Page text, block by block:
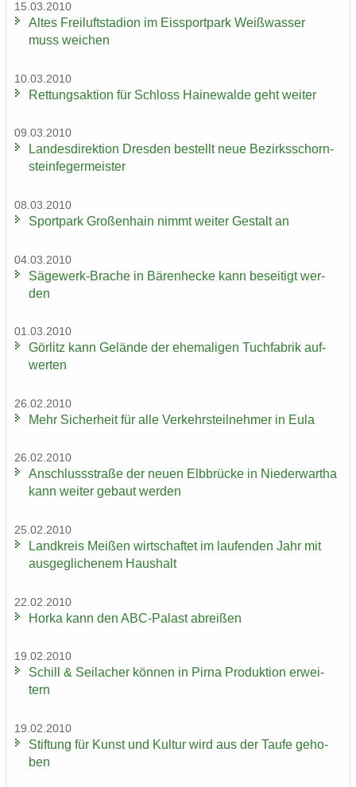
15.03.2010
Altes Frei­luft­sta­di­on im Eis­sport­park Weiß­was­ser
muss wei­chen
10.03.2010
Ret­tungs­ak­ti­on für Schloss Hai­ne­wal­de geht wei­ter
09.03.2010
Lan­des­di­rek­ti­on Dres­den be­stellt neue Be­zirks­schorn­
stein­fe­ger­meis­ter
08.03.2010
Sport­park Gro­ßen­hain nimmt wei­ter Ge­stalt an
04.03.2010
Sägewerk-​Brache in Bä­ren­he­cke kann be­sei­tigt wer­
den
01.03.2010
Gör­litz kann Ge­län­de der ehe­ma­li­gen Tuch­fa­brik auf­
wer­ten
26.02.2010
Mehr Si­cher­heit für alle Ver­kehrs­teil­neh­mer in Eula
26.02.2010
An­schluss­stra­ße der neuen Elb­brü­cke in Nie­der­wartha
kann wei­ter ge­baut wer­den
25.02.2010
Land­kreis Mei­ßen wirt­schaf­tet im lau­fen­den Jahr mit
aus­ge­gli­che­nem Haus­halt
22.02.2010
Horka kann den ABC-​Palast ab­rei­ßen
19.02.2010
Schill & Seil­a­cher kön­nen in Pirna Pro­duk­ti­on er­wei­
tern
19.02.2010
Stif­tung für Kunst und Kul­tur wird aus der Taufe ge­ho­
ben